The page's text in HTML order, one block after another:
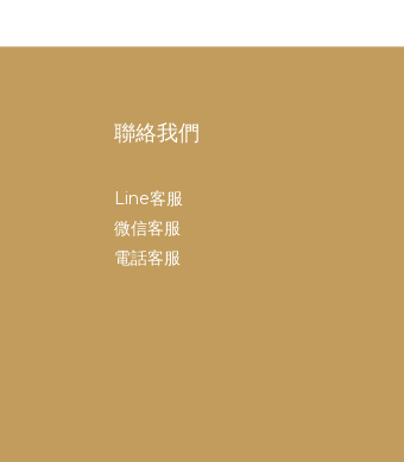
聯絡我們
Line客服
微信客服
電話客服